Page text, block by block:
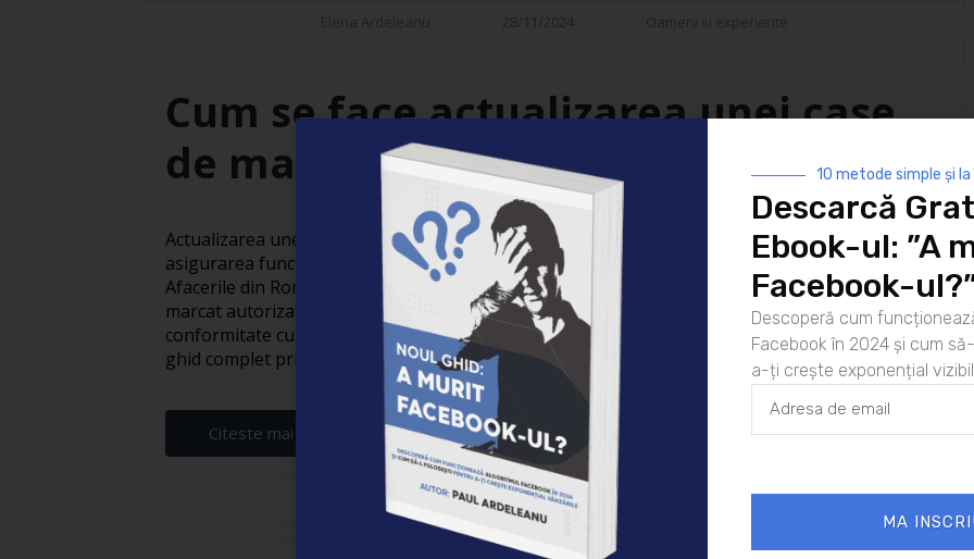
Cum se face actualizarea unei case
de marcat? Ce trebuie sa stii?
Actualizarea unei case de marcat este un proces esential pentru
asigurarea functionarii corecte si conformitatii cu cerintele ANAF.
Afacerile din Romania sunt obligate in primul rand sa aiba o casa de
marcat autorizata si instalata corespunzator – anume fiscalizata in
conformitate cu reglementarile legale in vigoare. Mai jos vei gasi un
ghid complet privind procesul [...]
Citeste mai departe...
Branza Robert 25/11/2024
10 metode simple și
Descarcă
Ebook-ul: ”A
Facebook-
Descoperă cum
Facebook în 2024 și cum
a-ți crește exponențial
MA